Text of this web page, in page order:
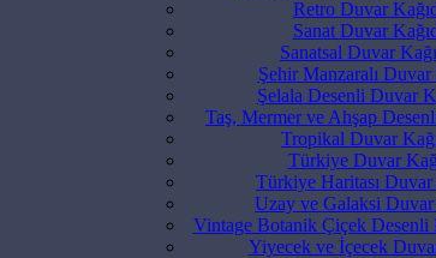
Retro Duvar
Sanat Duvar
Sanatsal Duvar
Şehir Manzaralı Duvar
Şelala Desenli Duvar
Taş, Mermer ve Ahşap
Tropikal Duvar
Türkiye Duvar
Türkiye Haritası Duvar
Uzay ve Galaksi Duvar
Vintage Botanik Çiçek Desenli
Yiyecek ve İçecek